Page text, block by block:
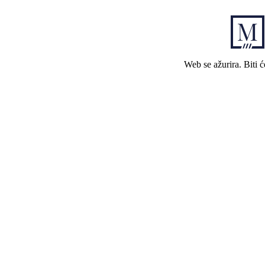
Web se ažurira. Biti